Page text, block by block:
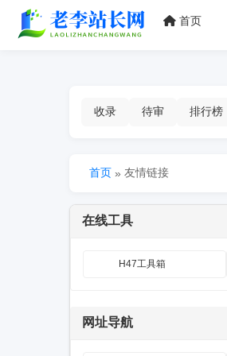
首页
收录 待审 排行榜
首页 » 友情链接
在线工具
H47工具箱
网址导航